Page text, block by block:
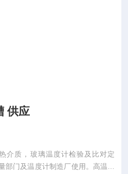
常州普森 高温油槽 供应
介质，玻璃温度计检验及比对定
部门及温度计制造厂使用。高温油